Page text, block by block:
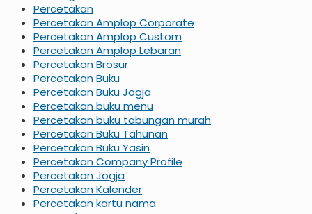
Percetakan
Percetakan Amplop Corporate
Percetakan Amplop Custom
Percetakan Amplop Lebaran
Percetakan Brosur
Percetakan Buku
Percetakan Buku Jogja
Percetakan buku menu
Percetakan buku tabungan murah
Percetakan Buku Tahunan
Percetakan Buku Yasin
Percetakan Company Profile
Percetakan Jogja
Percetakan Kalender
Percetakan kartu nama